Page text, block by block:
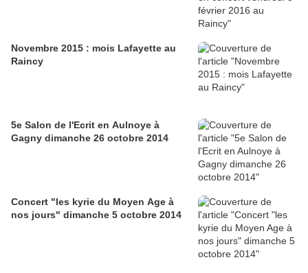
Novembre 2015 : mois Lafayette au
Raincy
5e Salon de l'Ecrit en Aulnoye à
Gagny dimanche 26 octobre 2014
Concert "les kyrie du Moyen Age à
nos jours" dimanche 5 octobre 2014